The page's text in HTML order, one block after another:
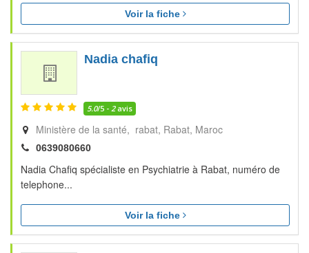
Voir la fiche
Nadia chafiq
5.0/5 - 2avis
Ministère de la santé, rabat Rabat Maroc
0639080660
Nadia Chafiq spécialiste en Psychiatrie à Rabat, numéro de
telephone...
Voir la fiche